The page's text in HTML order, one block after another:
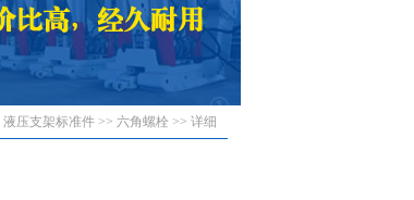
液压支架标准件 >> 六角螺栓 >> 详细